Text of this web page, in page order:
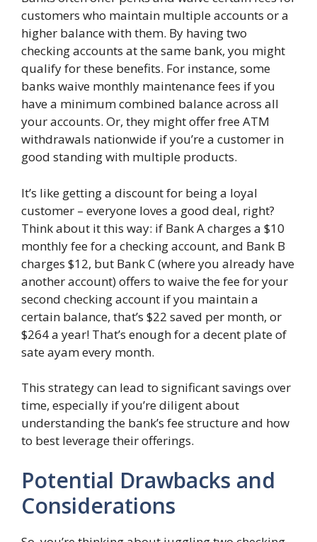
customers who maintain multiple accounts or a
higher balance with them. By having two
checking accounts at the same bank, you might
qualify for these benefits. For instance, some
banks waive monthly maintenance fees if you
have a minimum combined balance across all
your accounts. Or, they might offer free ATM
withdrawals nationwide if you’re a customer in
good standing with multiple products.
It’s like getting a discount for being a loyal
customer – everyone loves a good deal, right?
Think about it this way: if Bank A charges a $10
monthly fee for a checking account, and Bank B
charges $12, but Bank C (where you already have
another account) offers to waive the fee for your
second checking account if you maintain a
certain balance, that’s $22 saved per month, or
$264 a year! That’s enough for a decent plate of
sate ayam every month.
This strategy can lead to significant savings over
time, especially if you’re diligent about
understanding the bank’s fee structure and how
to best leverage their offerings.
Potential Drawbacks and
Considerations